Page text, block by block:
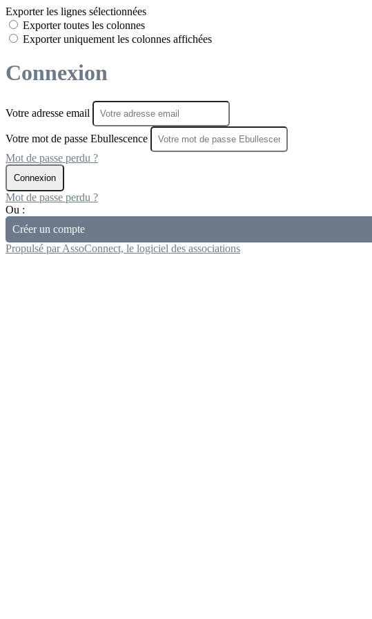
Exporter les lignes sélectionnées
Exporter toutes les colonnes
Exporter uniquement les colonnes affichées
Connexion
Votre adresse email
Votre mot de passe Ebullescence
Mot de passe perdu ?
Connexion
Mot de passe perdu ?
Ou :
Créer un compte
Propulsé par AssoConnect, le logiciel des associations